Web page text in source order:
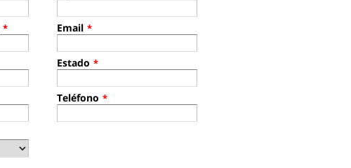
* Email *
Estado *
Teléfono *